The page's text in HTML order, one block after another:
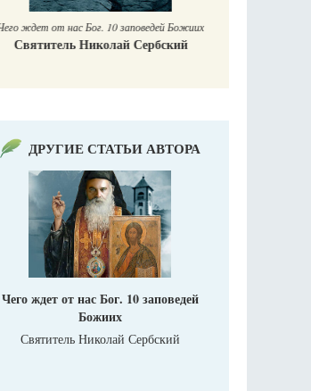
ждет от нас Бог. 10 заповедей Божиих
Святитель Николай Сербский
ДРУГИЕ СТАТЬИ АВТОРА
Чего ждет от нас Бог. 10 заповедей
Божиих
Святитель Николай Сербский